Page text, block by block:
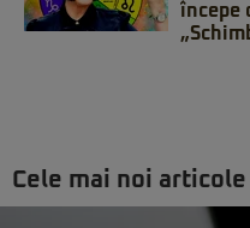
începe
Cele mai noi articole